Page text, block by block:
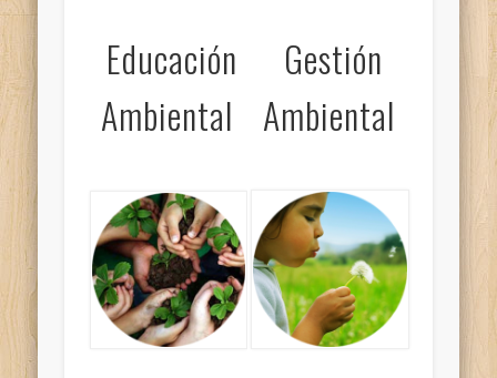
Educación
Ambiental
Gestión
Ambiental